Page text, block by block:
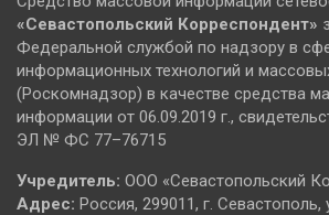
«Севастопольский Корреспондент»
Федеральной службой по надзору в
информационных технологий и
(Роскомнадзор) в качестве средства
информации от 06.09.2019 г.,
ЭЛ № ФС 77–76715
Учредитель: ООО «Севастопольский
Адрес: Россия, 299011, г. Севастополь,